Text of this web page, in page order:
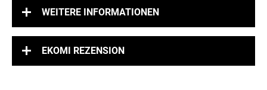
WEITERE INFORMATIONEN
EKOMI REZENSION